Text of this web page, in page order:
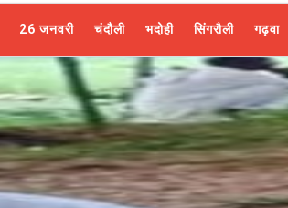
26 जनवरी चंदौली भदोही सिंगरौली गढ़वा